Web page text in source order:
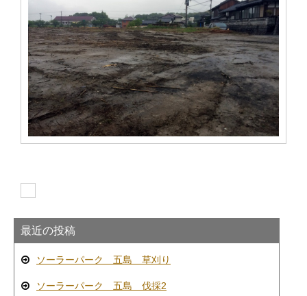
最近の投稿
ソーラーパーク 五島 草刈り
ソーラーパーク 五島 伐採2